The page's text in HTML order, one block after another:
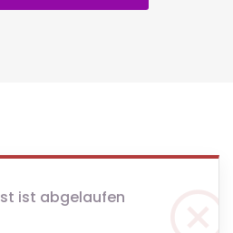
ist abgelaufen